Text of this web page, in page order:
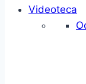
Videoteca